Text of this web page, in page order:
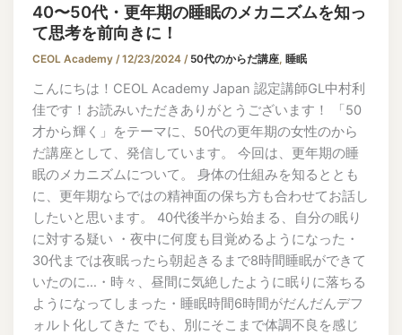
40〜50代・更年期の睡眠のメカニズムを知っ
て思考を前向きに！
CEOL Academy/12/23/2024/ 50代のからだ講座, 睡眠
こんにちは！CEOL Academy Japan 認定講師GL中村利
佳です！お読みいただきありがとうございます！ 「50
才から輝く」をテーマに、50代の更年期の女性のから
だ講座として、発信しています。 今回は、更年期の睡
眠のメカニズムについて。 身体の仕組みを知るととも
に、更年期ならではの精神面の保ち方も合わせてお話し
したいと思います。 40代後半から始まる、自分の眠り
に対する疑い ・夜中に何度も目覚めるようになった・
30代までは夜眠ったら朝起きるまで8時間睡眠ができて
いたのに…・時々、昼間に気絶したように眠りに落ちる
ようになってしまった・睡眠時間6時間がだんだんデフ
ォルト化してきた でも、別にそこまで体調不良を感じ